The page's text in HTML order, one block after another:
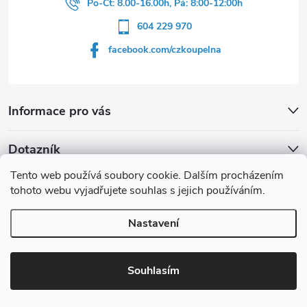
Tento web používá soubory cookie. Dalším procházením
tohoto webu vyjadřujete souhlas s jejich používáním.
Nastavení
Souhlasím
Informace pro vás
Po-Čt: 8.00-16.00h, Pá: 8:00-12:00h
604 229 970
facebook.com/czkoupelna
Dotazník
Líbí se vám u sprchového koutu rám barvě
Počet hlasů:149
Copyright 2026czkoupelna.cz. Všechna práva vyhrazena.